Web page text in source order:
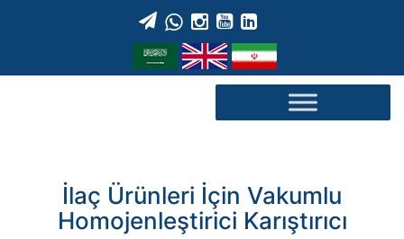
İlaç Ürünleri İçin Vakumlu
Homojenleştirici Karıştırıcı